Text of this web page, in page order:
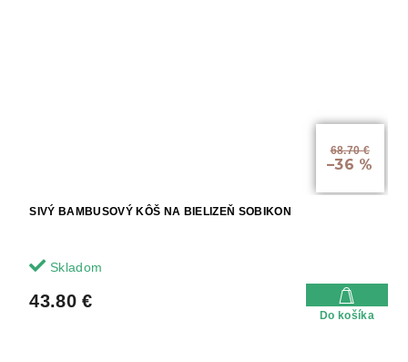
68.70 €
–36 %
SIVÝ BAMBUSOVÝ KÔŠ NA BIELIZEŇ SOBIKON
Skladom
43.80 €
Do košíka